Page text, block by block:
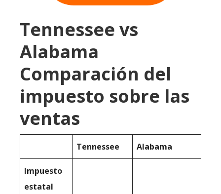
Tennessee vs
Alabama
Comparación del
impuesto sobre las
ventas
Tennessee Alabama
Impuesto
estatal